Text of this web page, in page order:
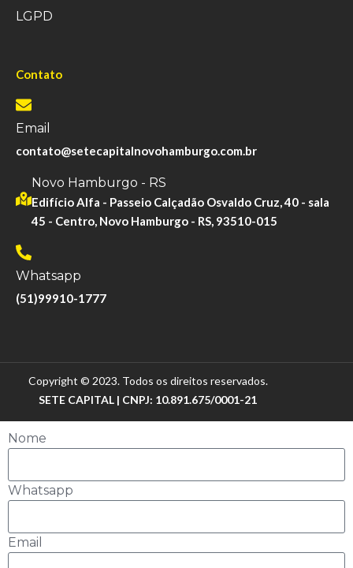
LGPD
Contato
Email
contato@setecapitalnovohamburgo.com.br
Novo Hamburgo - RS
Edifício Alfa - Passeio Calçadão Osvaldo Cruz, 40 - sala
45 - Centro, Novo Hamburgo - RS, 93510-015
Whatsapp
(51)99910-1777
Copyright © 2023. Todos os direitos reservados.
SETE CAPITAL | CNPJ: 10.891.675/0001-21
Nome
Whatsapp
Email